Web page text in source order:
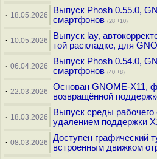
· 18.05.2026
Выпуск Phosh 0.55.0,
смартфонов (28 +10)
· 10.05.2026
Выпуск lay,
той раскладке, для
· 06.04.2026
Выпуск Phosh 0.54.0,
смартфонов (40 +8)
· 22.03.2026
Основан GNOME-X11,
возвращённой
· 18.03.2026
Выпуск среды
удалением поддержки
· 08.03.2026
Доступен графический
встроенным движком